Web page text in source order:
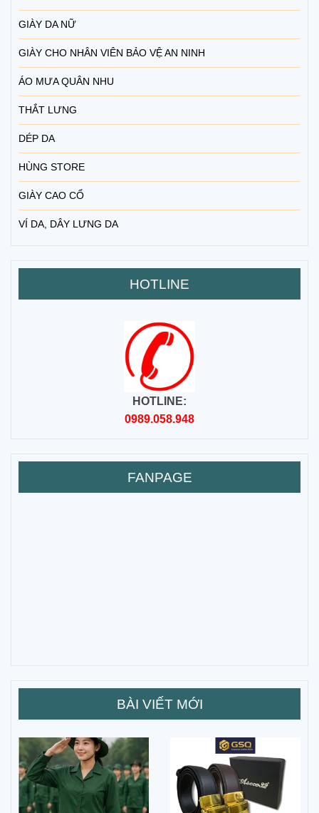
GIÀY DA NỮ
GIÀY CHO NHÂN VIÊN BẢO VỆ AN NINH
ÁO MƯA QUÂN NHU
THẮT LƯNG
DÉP DA
HÙNG STORE
GIÀY CAO CỔ
VÍ DA, DÂY LƯNG DA
HOTLINE
HOTLINE:
0989.058.948
FANPAGE
BÀI VIẾT MỚI